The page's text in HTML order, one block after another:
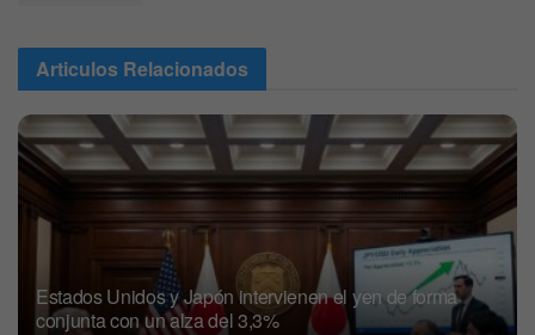
Articulos Relacionados
Estados Unidos y Japón intervienen el yen de forma
conjunta con un alza del 3,3%